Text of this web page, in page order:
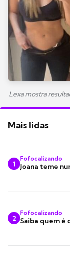
Lexa mostra
Mais lidas
1
Fofocalizando
Joana teme
2
Fofocalizando
Saiba quem é